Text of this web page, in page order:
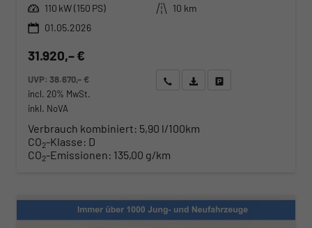
Leistung 110 kW (150 PS) Kilometerstand
10 km
01.05.2026
31.920,– €
UVP:38.670,– €
incl. 20% MwSt.
inkl. NoVA
Wir rufen Sie anAngebot drucken (PDF)
Verbrauch kombiniert: 5,90 l/100km
CO2-Klasse: D
CO2-Emissionen: 135,00 g/km